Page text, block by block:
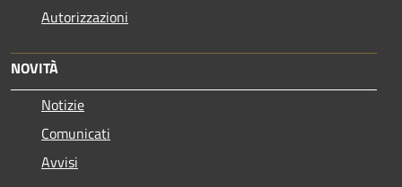
Autorizzazioni
NOVITÀ
Notizie
Comunicati
Avvisi